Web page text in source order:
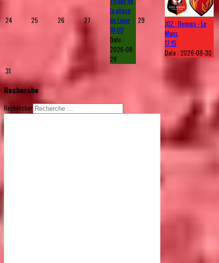
24 25 26 27
la phase
de Ligue
18:00
Date :
2026-08-
28
29
J02 : Rennes - Le
Mans
17:15
Date :2026-08-30
31
Recherche
Rechercher